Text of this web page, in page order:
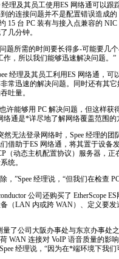
经理及其员工使用ES 网络通可以
的连接问题并不是配置错误造成
15 台 PC 装有与接入点兼容的
几分钟。
题所需的时间要长得多-可能要几
作，所以我们能够迅速解决问题。”
经理及其员工利用ES 网络通，
常迅速的解决问题。同时还有其
吐量。
许能够用 PC 解决问题，但这样
络通是*详尽地了解网络覆盖范围的
然无法登录网络时，Spee 经理的团
借助于ES 网络通，将其置于设
（动态主机配置协议）服务器，
统。
，”Spee 经理说，“但我们在检查
公司还购买了 EtherScope
（LAN 内或跨 WAN）、定义要
量了公司大阪办事处与东京办事
WAN 连接对 VoIP 语音质量的影
经理说，“因为在*端环境下我们